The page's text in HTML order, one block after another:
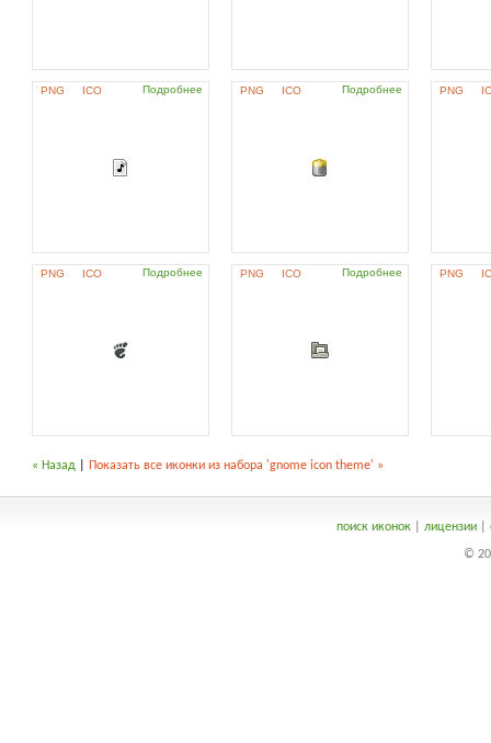
PNG ICO Подробнее PNG ICO Подробнее PNG
PNG ICO Подробнее PNG ICO Подробнее PNG
« Назад Показать все иконки из набора 'gnome icon theme' »
поиск иконок| лицензии|
©